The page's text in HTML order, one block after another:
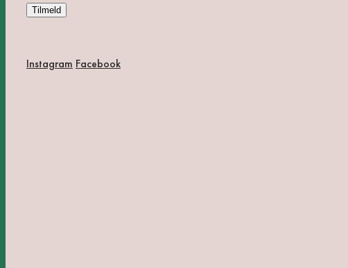
Instagram Facebook